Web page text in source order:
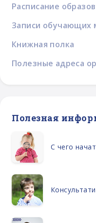
Расписание
Записи обучающих
Книжная полка
Полезные адреса
Полезная
С чего